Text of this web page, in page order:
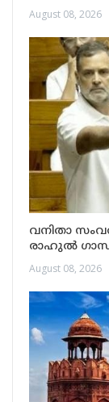
August 08, 2026
വനിതാ
രാഹുൽ
August 08, 2026